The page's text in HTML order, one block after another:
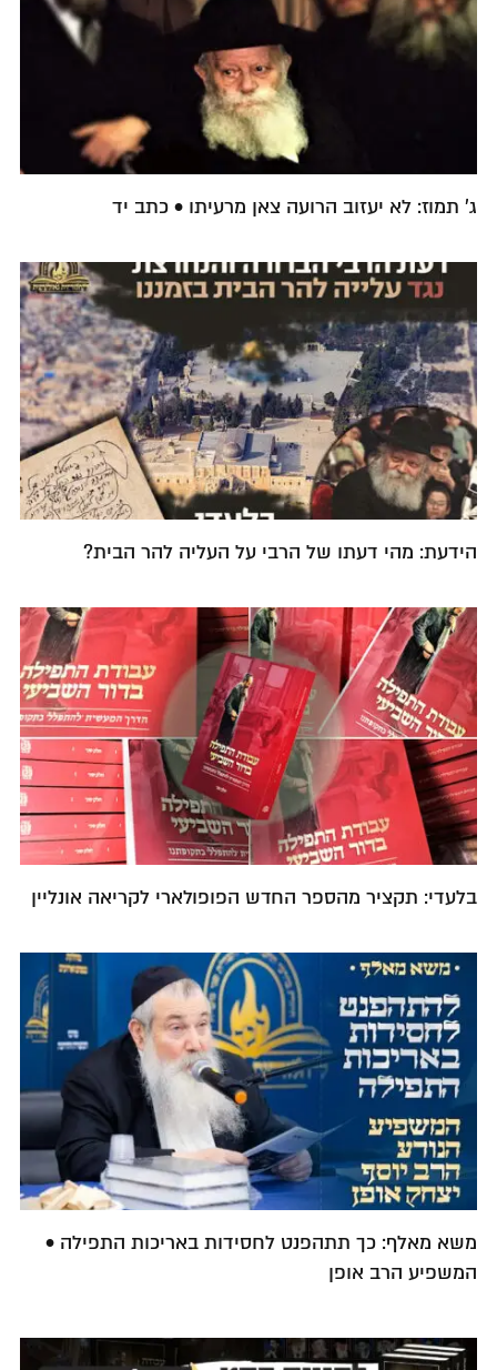
ג' תמוז: לא יעזוב הרועה צאן מרעיתו • כתב יד
הידעת: מהי דעתו של הרבי על העליה להר הבית?
בלעדי: תקציר מהספר החדש הפופולארי לקריאה אונליין
משא מאלף: כך תתהפנט לחסידות באריכות התפילה •
המשפיע הרב אופן